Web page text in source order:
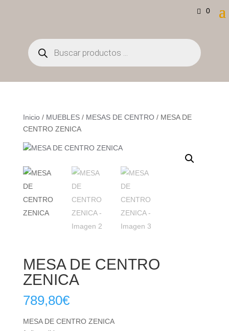
0
Búsqueda
de
productos
Inicio/ MUEBLES/ MESAS DE CENTRO/ MESA DE
CENTRO ZENICA
MESA DE CENTRO
ZENICA
789,80€
MESA DE CENTRO ZENICA